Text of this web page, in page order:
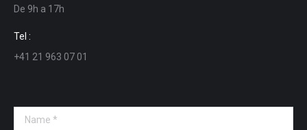
new
window
new
De 9h a 17h
Tel :
+41 21 963 07 01
Name *